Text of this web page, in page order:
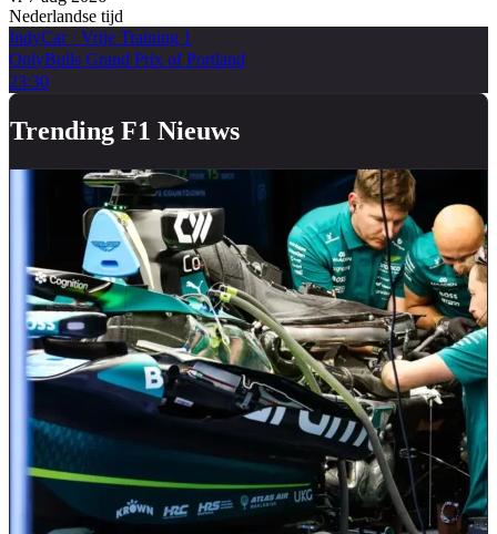
Nederlandse tijd
IndyCar· Vrije Training 1
OnlyBulls Grand Prix of Portland
23:30
Trending F1 Nieuws